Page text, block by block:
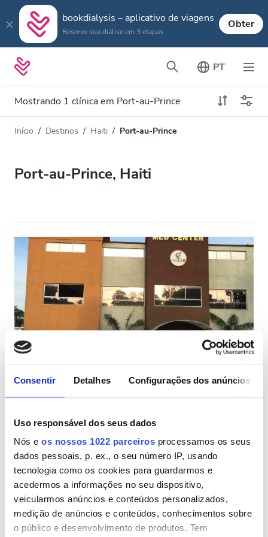
Consentir Detalhes Configurações dos anúncios
Uso responsável dos seus dados
Nós e os nossos 1022 parceiros processamos os seus
dados pessoais, p. ex., o seu número IP, usando
tecnologia como os cookies para guardarmos e
acedermos a informações no seu dispositivo,
veicularmos anúncios e conteúdos personalizados,
medição de anúncios e conteúdos, conhecimentos sobre
o público e desenvolvimento de produtos. Tem
bookdialysis – aplicativo de viagens
Reserve sua diálise em 3 etapas
Obter
PT
Mostrando 1 clínica em Port-au-Prince
Tipo de Diálise
Todas Diálise
Aceita
Pacientes com HIV
Pacientes com Hepatite B
Pacientes com Hepatite C
CMSD
Instalações
Refeições
Wi-Fi Gratuito
Ecrãs de televisão
Transferência Gratuita
Distância
Início Destinos Haiti Port-au-Prince
Port-au-Prince, Haiti
Alliance Dialysis Center
Port-au-Prince, Haiti
Por tratamento
Diálise HD 180 €
Reservar